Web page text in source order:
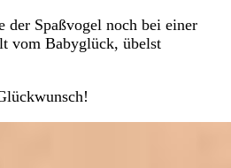
der Spaßvogel noch bei einer
vom Babyglück, übelst